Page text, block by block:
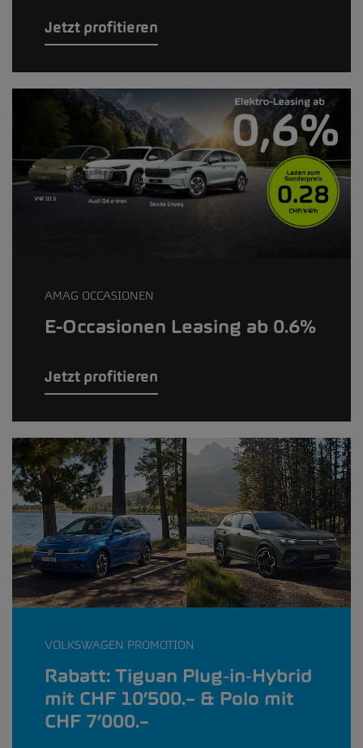
Jetzt profitieren
AMAG OCCASIONEN
E-Occasionen Leasing ab 0.6%
Jetzt profitieren
VOLKSWAGEN PROMOTION
Rabatt: Tiguan Plug‑in‑Hybrid
mit CHF 10’500.– & Polo mit
CHF 7’000.–